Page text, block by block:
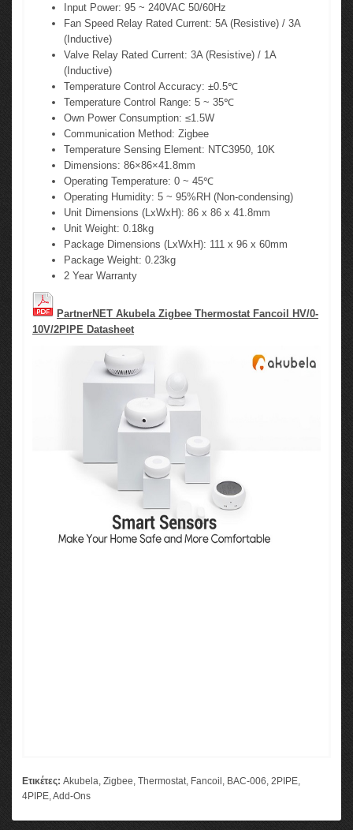
Input Power: 95 ~ 240VAC 50/60Hz
Fan Speed Relay Rated Current: 5A (Resistive) / 3A
(Inductive)
Valve Relay Rated Current: 3A (Resistive) / 1A
(Inductive)
Temperature Control Accuracy: ±0.5℃
Temperature Control Range: 5 ~ 35℃
Own Power Consumption: ≤1.5W
Communication Method: Zigbee
Temperature Sensing Element: NTC3950, 10K
Dimensions: 86×86×41.8mm
Operating Temperature: 0 ~ 45℃
Operating Humidity: 5 ~ 95%RH (Non-condensing)
Unit Dimensions (LxWxH): 86 x 86 x 41.8mm
Unit Weight: 0.18kg
Package Dimensions (LxWxH): 111 x 96 x 60mm
Package Weight: 0.23kg
2 Year Warranty
PartnerNET Akubela Zigbee Thermostat Fancoil HV/0-
10V/2PIPE Datasheet
Ετικέτες: Akubela, Zigbee, Thermostat, Fancoil , BAC-006, 2PIPE,
4PIPE,Add-Ons